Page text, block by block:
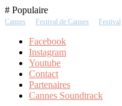
Skip
To
# Populaire
Cannes Festival de Cannes Festival
Facebook
Instagram
Youtube
Contact
Partenaires
Cannes Soundtrack